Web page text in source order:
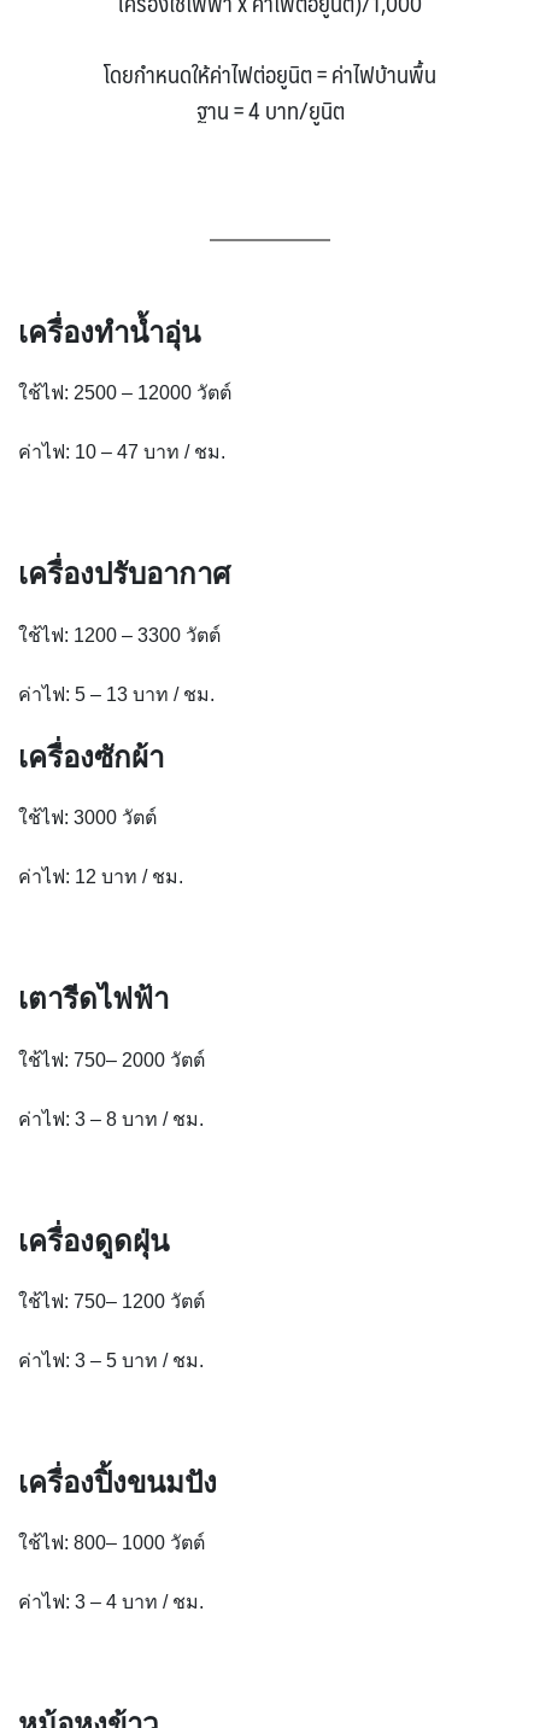
โดยกำหนดให้ค่าไฟต่อยูนิต = ค่าไฟบ้านพื้น
ฐาน = 4 บาท/ยูนิต
เครื่องทำน้ำอุ่น
ใช้ไฟ: 2500 – 12000 วัตต์
ค่าไฟ: 10 – 47 บาท / ชม.
เครื่องปรับอากาศ
ใช้ไฟ: 1200 – 3300 วัตต์
ค่าไฟ: 5 – 13 บาท / ชม.
เครื่องซักผ้า
ใช้ไฟ: 3000 วัตต์
ค่าไฟ: 12 บาท / ชม.
เตารีดไฟฟ้า
ใช้ไฟ: 750– 2000 วัตต์
ค่าไฟ: 3 – 8 บาท / ชม.
เครื่องดูดฝุ่น
ใช้ไฟ: 750– 1200 วัตต์
ค่าไฟ: 3 – 5 บาท / ชม.
เครื่องปิ้งขนมปัง
ใช้ไฟ: 800– 1000 วัตต์
ค่าไฟ: 3 – 4 บาท / ชม.